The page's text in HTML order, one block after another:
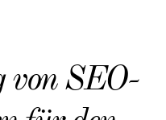
von SEO-